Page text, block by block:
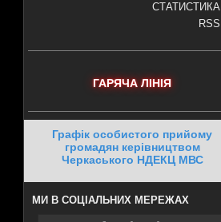
СТАТИСТИКА
RSS
ГАРЯЧА ЛІНІЯ
Графік особистого прийому
громадян керівництвом
Черкаського НДЕКЦ МВС
МИ В СОЦІАЛЬНИХ МЕРЕЖАХ